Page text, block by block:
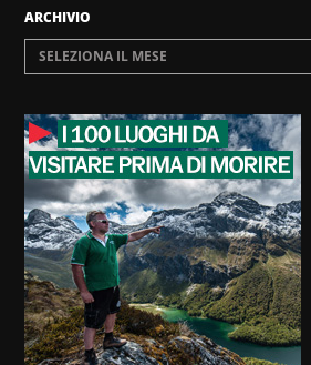
ARCHIVIO
SELEZIONA IL MESE